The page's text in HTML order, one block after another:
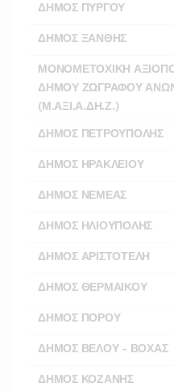
ΔΗΜΟΣ ΠΥΡΓΟΥ
ΔΗΜΟΣ ΞΑΝΘΗΣ
ΜΟΝΟΜΕΤΟΧΙΚΗ
ΔΗΜΟΥ ΖΩΓΡΑΦΟΥ
(Μ.ΑΞΙ.Α.ΔΗ.Ζ.)
ΔΗΜΟΣ ΠΕΤΡΟΥΠΟΛΗΣ
ΔΗΜΟΣ ΗΡΑΚΛΕΙΟΥ
ΔΗΜΟΣ ΝΕΜΕΑΣ
ΔΗΜΟΣ ΗΛΙΟΥΠΟΛΗΣ
ΔΗΜΟΣ ΑΡΙΣΤΟΤΕΛΗ
ΔΗΜΟΣ ΘΕΡΜΑΙΚΟΥ
ΔΗΜΟΣ ΠΟΡΟΥ
ΔΗΜΟΣ ΒΕΛΟΥ - ΒΟΧΑΣ
ΔΗΜΟΣ ΚΟΖΑΝΗΣ